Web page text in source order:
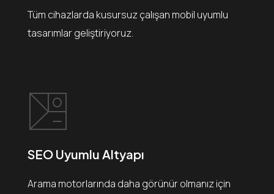
Tüm cihazlarda kusursuz çalışan mobil uyumlu
tasarımlar geliştiriyoruz.
SEO Uyumlu Altyapı
Arama motorlarında daha görünür olmanız için